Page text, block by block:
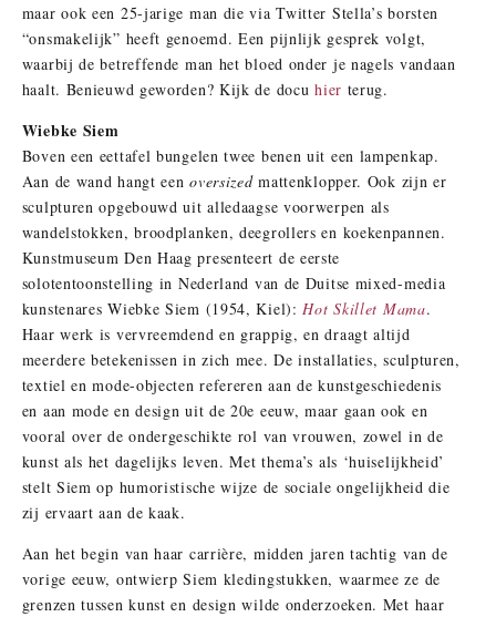
maar ook een 25-jarige man die via Twitter Stella’s borsten
“onsmakelijk” heeft genoemd. Een pijnlijk gesprek volgt,
waarbij de betreffende man het bloed onder je nagels vandaan
haalt. Benieuwd geworden? Kijk de docuhier terug.
Wiebke Siem
Boven een eettafel bungelen twee benen uit een lampenkap.
Aan de wand hangt eenoversizedmattenklopper. Ook zijn er
sculpturen opgebouwd uit alledaagse voorwerpen als
wandelstokken, broodplanken, deegrollers en koekenpannen.
Kunstmuseum Den Haag presenteert de eerste
solotentoonstelling in Nederland van de Duitse mixed-media
kunstenares Wiebke Siem (1954, Kiel):Hot Skillet Mama.
Haar werk is vervreemdend en grappig, en draagt altijd
meerdere betekenissen in zich mee. De installaties, sculpturen,
textiel en mode-objecten refereren aan de kunstgeschiedenis
en aan mode en design uit de 20e eeuw, maar gaan ook en
vooral over de ondergeschikte rol van vrouwen, zowel in de
kunst als het dagelijks leven. Met thema’s als ‘huiselijkheid’
stelt Siem op humoristische wijze de sociale ongelijkheid die
zij ervaart aan de kaak.
Aan het begin van haar carrière, midden jaren tachtig van de
vorige eeuw, ontwierp Siem kledingstukken, waarmee ze de
grenzen tussen kunst en design wilde onderzoeken. Met haar